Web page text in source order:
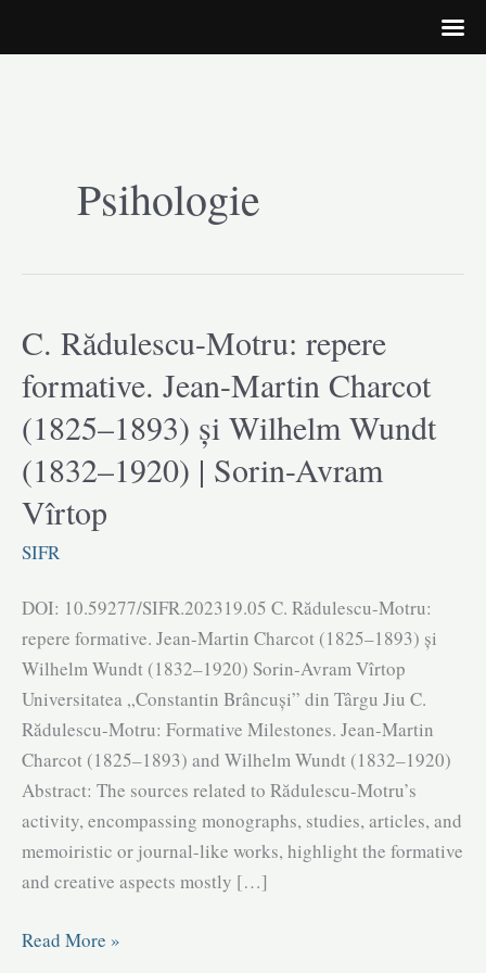
Psihologie
C. Rădulescu-Motru: repere
formative. Jean-Martin Charcot
(1825–1893) și Wilhelm Wundt
(1832–1920) | Sorin-Avram
Vîrtop
SIFR
DOI: 10.59277/SIFR.202319.05 C. Rădulescu-Motru:
repere formative. Jean-Martin Charcot (1825–1893) și
Wilhelm Wundt (1832–1920) Sorin-Avram Vîrtop
Universitatea „Constantin Brâncuși” din Târgu Jiu C.
Rădulescu-Motru: Formative Milestones. Jean-Martin
Charcot (1825–1893) and Wilhelm Wundt (1832–1920)
Abstract: The sources related to Rădulescu-Motru’s
activity, encompassing monographs, studies, articles, and
memoiristic or journal-like works, highlight the formative
and creative aspects mostly […]
C.
Read More »